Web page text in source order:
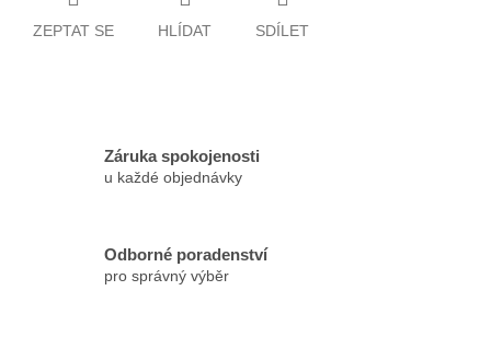
ZEPTAT SE HLÍDAT SDÍLET
Záruka spokojenosti
u každé objednávky
Odborné poradenství
pro správný výběr